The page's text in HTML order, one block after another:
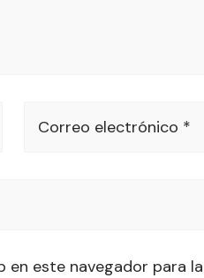
Correo electrónico *
este navegador para